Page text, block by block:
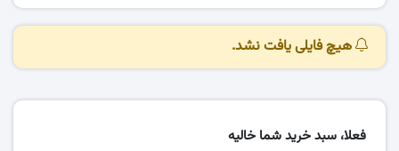
هیچ فایلی یافت نشد.
فعلا، سبد خرید شما خالیه